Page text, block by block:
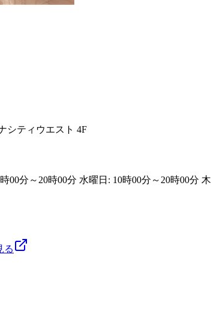
シティウエスト 4F
00分～20時00分 水曜日: 10時00分～20時00分
る